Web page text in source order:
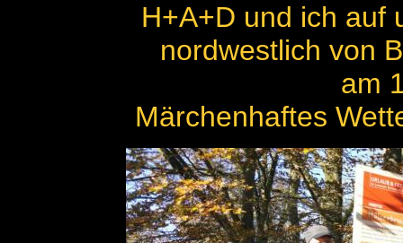
H+A+D und ich auf
nordwestlich von
am
Märchenhaftes